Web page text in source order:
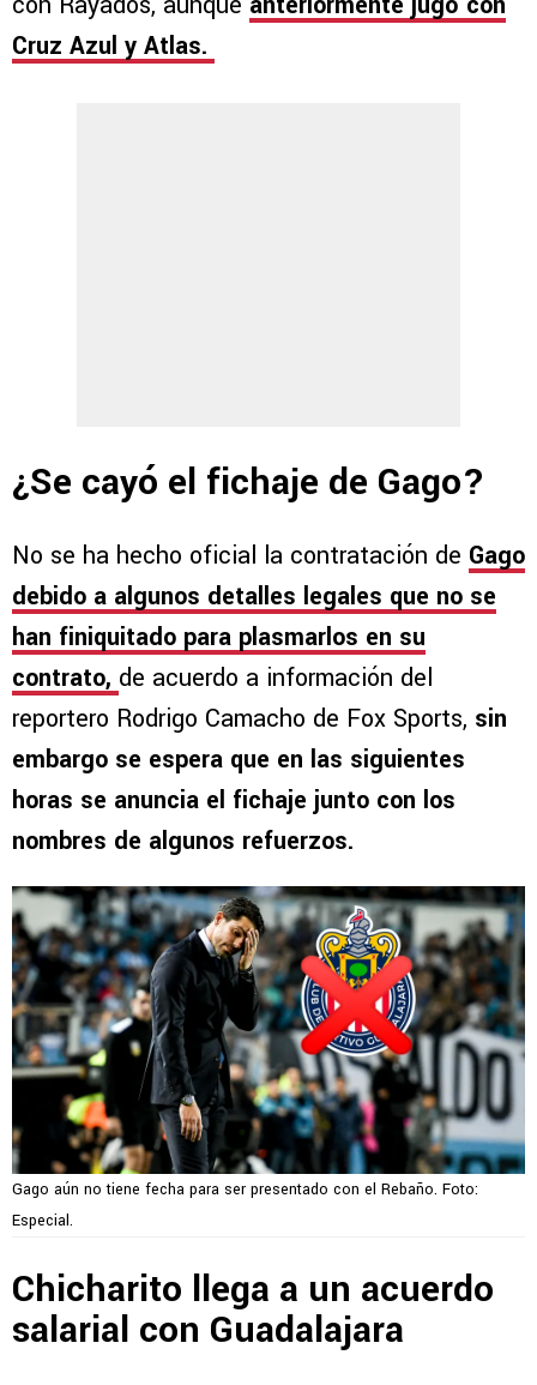
Cruz Azul y Atlas.
¿Se cayó el fichaje de Gago?
No se ha hecho oficial la contratación de Gago
debido a algunos detalles legales que no se
han finiquitado para plasmarlos en su
contrato, de acuerdo a información del
reportero Rodrigo Camacho de Fox Sports, sin
embargo se espera que en las siguientes
horas se anuncia el fichaje junto con los
nombres de algunos refuerzos.
Gago aún no tiene fecha para ser presentado con el Rebaño. Foto:
Especial.
Chicharito llega a un acuerdo
salarial con Guadalajara